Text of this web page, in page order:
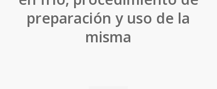
preparación y uso de la
misma